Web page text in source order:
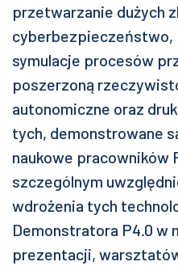
przetwarzanie dużych
cyberbezpieczeństwo,
symulacje procesów
poszerzoną
autonomiczne oraz
tych, demonstrowane
naukowe pracowników
szczególnym
wdrożenia tych
Demonstratora P4.0 w
prezentacji,